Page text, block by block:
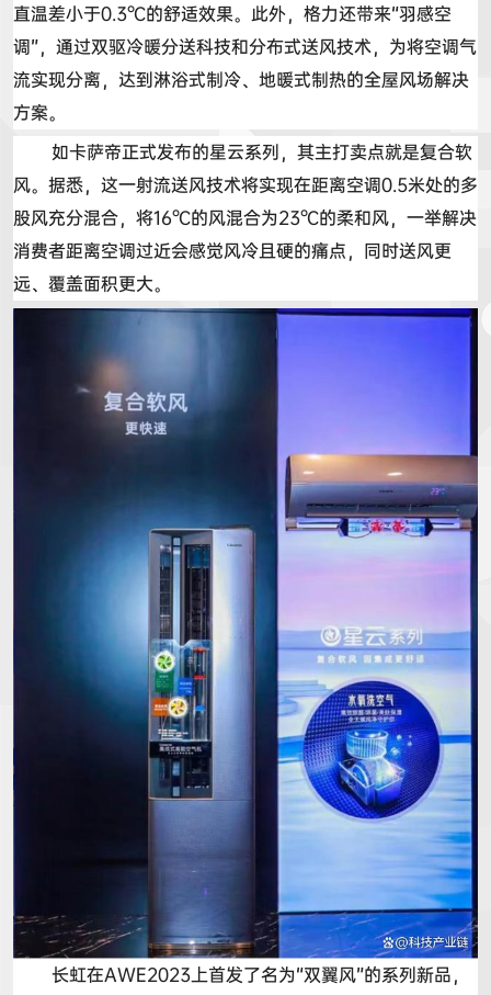
直温差小于0.3℃的舒适效果。此外，格力还带来“羽感空
调”，通过双驱冷暖分送科技和分布式送风技术，为将空调气
流实现分离，达到淋浴式制冷、地暖式制热的全屋风场解决
方案。
如卡萨帝正式发布的星云系列，其主打卖点就是复合软
风。据悉，这一射流送风技术将实现在距离空调0.5米处的多
股风充分混合，将16℃的风混合为23℃的柔和风，一举解决
消费者距离空调过近会感觉风冷且硬的痛点，同时送风更
远、覆盖面积更大。
长虹在AWE2023上首发了名为“双翼风”的系列新品，